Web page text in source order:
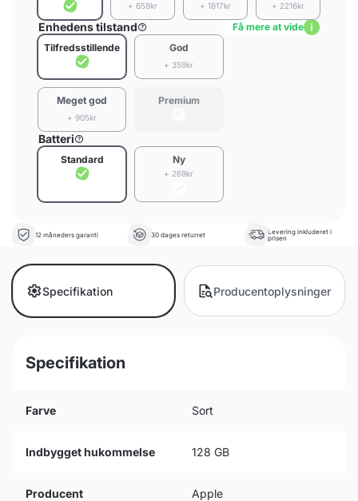
+ 658kr + 1817kr + 2216kr
Enhedens tilstand
Få mere at vide
Tilfredsstillende
God
+ 359kr
Meget god
+ 905kr
Premium
Batteri
Standard Ny
+ 269kr
12 måneders garanti 30 dages returret
Levering inkluderet i
prisen
Specifikation Producentoplysninger
Specifikation
Farve Sort
Indbygget hukommelse 128 GB
Producent Apple